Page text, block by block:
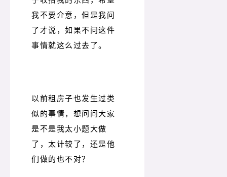
我不要介意，但是我问
了才说，如果不问这件
事情就这么过去了。
以前租房子也发生过类
似的事情，想问问大家
是不是我太小题大做
了，太计较了，还是他
们做的也不对？